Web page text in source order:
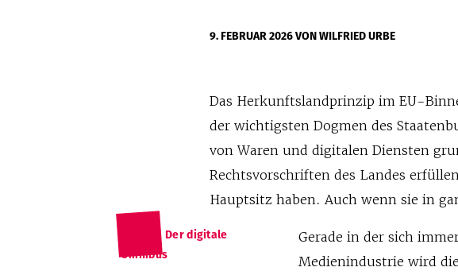
9. FEBRUAR 2026VON WILFRIED URBE
Das Herkunftslandprinzip im EU-
der wichtigsten Dogmen des
von Waren und digitalen Diensten
Rechtsvorschriften des Landes
Hauptsitz haben. Auch wenn sie in
Der digitale
Omnibus
Gerade in der sich
Medienindustrie wird